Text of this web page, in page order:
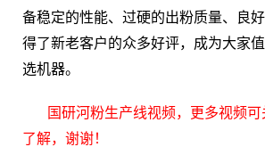
备稳定的性能、过硬的出粉质量、良
得了新老客户的众多好评，成为大家
选机器。
国研河粉生产线视频，更多视频
了解，谢谢！